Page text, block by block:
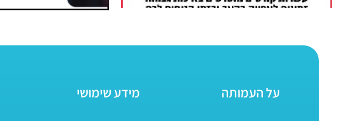
על העמותה מידע שימושי